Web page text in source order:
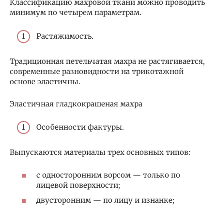
Классификацию махровой ткани можно проводить
минимум по четырем параметрам.
Растяжимость.
Традиционная петельчатая махра не растягивается,
современные разновидности на трикотажной
основе эластичны.
Эластичная гладкокрашеная махра
Особенности фактуры.
Выпускаются материалы трех основных типов:
с односторонним ворсом — только по
лицевой поверхности;
двусторонним — по лицу и изнанке;